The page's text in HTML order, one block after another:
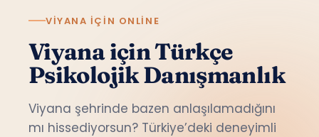
VIYANA IÇIN ONLINE
Viyana için Türkçe
Psikolojik Danışmanlık
Viyana şehrinde bazen anlaşılamadığını
mı hissediyorsun? Türkiye’deki deneyimli